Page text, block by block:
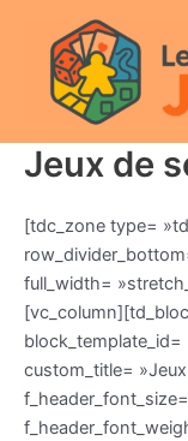
contenu
Jeux de
[tdc_zone type=
full_width=
block_template_id=
custom_title=